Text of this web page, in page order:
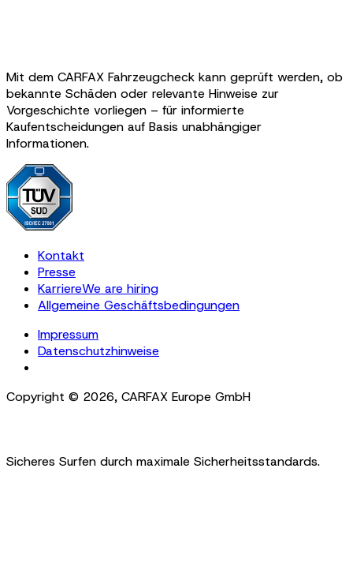
Mit dem CARFAX Fahrzeugcheck kann geprüft werden, ob
bekannte Schäden oder relevante Hinweise zur
Vorgeschichte vorliegen – für informierte
Kaufentscheidungen auf Basis unabhängiger
Informationen.
Kontakt
Presse
KarriereWe are hiring
Allgemeine Geschäftsbedingungen
Impressum
Datenschutzhinweise
Copyright © 2026, CARFAX Europe GmbH
Sicheres Surfen durch maximale Sicherheitsstandards.